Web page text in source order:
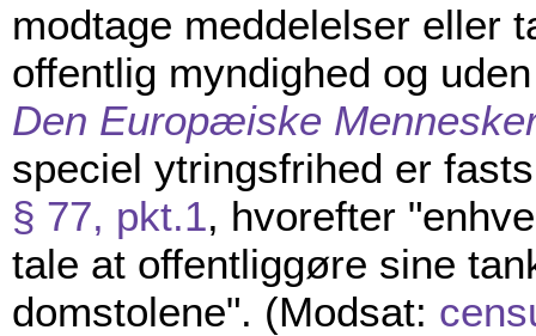
modtage meddelelser eller
offentlig myndighed og
Den Europæiske
speciel ytringsfrihed er
§ 77, pkt.1, hvorefter
tale at offentliggøre sine
domstolene". (Modsat: